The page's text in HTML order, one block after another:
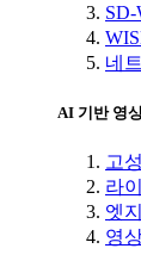
네
AI 기반 영
고
라
엣
영